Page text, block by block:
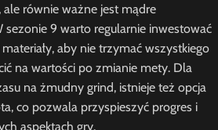
ale równie ważne jest mądre
sezonie 9 warto regularnie inwestować
aby nie trzymać wszystkiego
na wartości po zmianie mety. Dla
na żmudny grind, istnieje też opcja
co pozwala przyspieszyć progres i
aspektach gry.